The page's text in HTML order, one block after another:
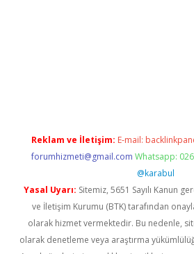
Reklam ve İletişim: E-mail:
forumhizmeti@gmail.com Whatsapp:
@karabul
Yasal Uyarı: Sitemiz, 5651 Sayılı Kanun
ve İletişim Kurumu (BTK) tarafından
olarak hizmet vermektedir. Bu nedenle,
olarak denetleme veya araştırma